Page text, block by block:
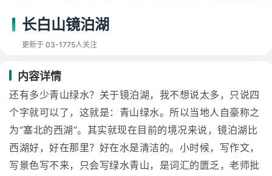
长白山镜泊湖
更新于 03-1775人关注
内容详情
还有多少青山绿水？关于镜泊湖，我不想说太多，只说四
个字就可以了，这就是：青山绿水。所以当地人自豪称之
为“塞北的西湖”。其实就现在目前的境况来说，镜泊湖比
西湖好，好在那里？好在水是清洁的。小时候，写作文，
写景色写不来，只会写绿水青山，是词汇的匮乏，老师批